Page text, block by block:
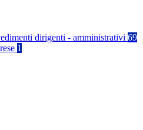
dirigenti - amministrativi 69
1